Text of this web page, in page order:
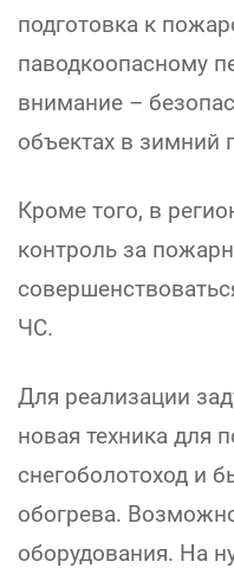
подготовка к
паводкоопасному
внимание –
объектах в зимний
Кроме того, в
контроль за
ЧС.
Для реализации
новая техника для
снегоболотоход и
обогрева.
оборудования. На